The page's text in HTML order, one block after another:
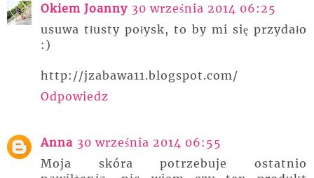
Okiem Joanny 30 września 2014 06:25
usuwa tłusty połysk, to by mi się przydało
:)
http://jzabawa11.blogspot.com/
Odpowiedz
Anna 30 września 2014 06:55
Moja skóra potrzebuje ostatnio